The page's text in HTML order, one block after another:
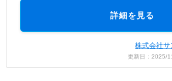
詳細を見る
株式会社
更新日：2025/